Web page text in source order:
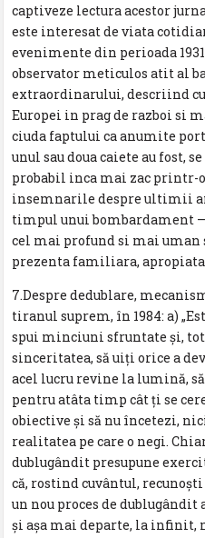
captiveze lectura acestor
este interesat de viata
evenimente din perioada
observator meticulos atit al
extraordinarului, descriind
Europei in prag de razboi si
ciuda faptului ca anumite
unul sau doua caiete au fost,
probabil inca mai zac printr-
insemnarile despre ultimii
timpul unui bombardament
cel mai profund si mai uman
prezenta familiara,
7.Despre dedublare,
tiranul suprem, în 1984: a)
spui minciuni sfruntate şi,
sinceritatea, să uiţi orice a
acel lucru revine la lumină,
pentru atâta timp cât ţi se
obiective şi să nu încetezi,
realitatea pe care o negi.
dublugândit presupune
că, rostind cuvântul,
un nou proces de dublugândit
şi aşa mai departe, la infinit,